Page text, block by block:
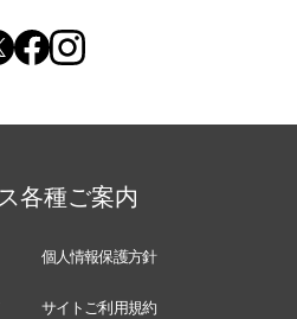
各種ご案内
個人情報保護方針
サイトご利用規約